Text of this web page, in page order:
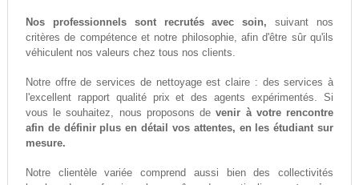
Nos professionnels sont recrutés avec soin, suivant nos
critères de compétence et notre philosophie, afin d'être sûr qu'ils
véhiculent nos valeurs chez tous nos clients.
Notre offre de services de nettoyage est claire : des services à
l'excellent rapport qualité prix et des agents expérimentés. Si
vous le souhaitez, nous proposons devenir à votre rencontre
afin de définir plus en détail vos attentes, en les étudiant sur
mesure.
Notre clientèle variée comprend aussi bien des collectivités